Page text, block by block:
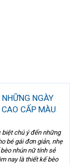
NGÀY
CẤP MÀU
chú ý đến những
bé gái đơn giản, nhẹ
nhún nữ tính sẻ
nay là thiết kế bèo